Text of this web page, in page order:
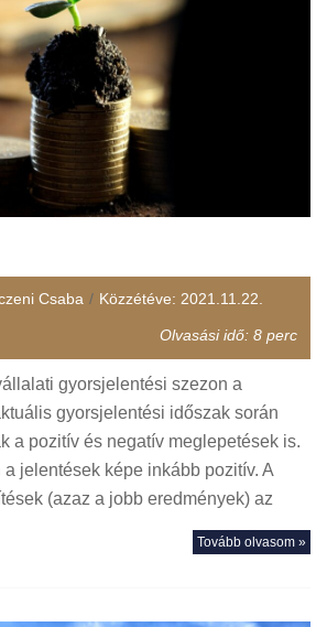
Csaba Közzétéve: 2021.11.22.
Olvasási idő: 8 perc
gyorsjelentési szezon a
gyorsjelentési időszak során
a pozitív és negatív meglepetések is.
jelentések képe inkább pozitív. A
(azaz a jobb eredmények) az
Tovább olvasom »